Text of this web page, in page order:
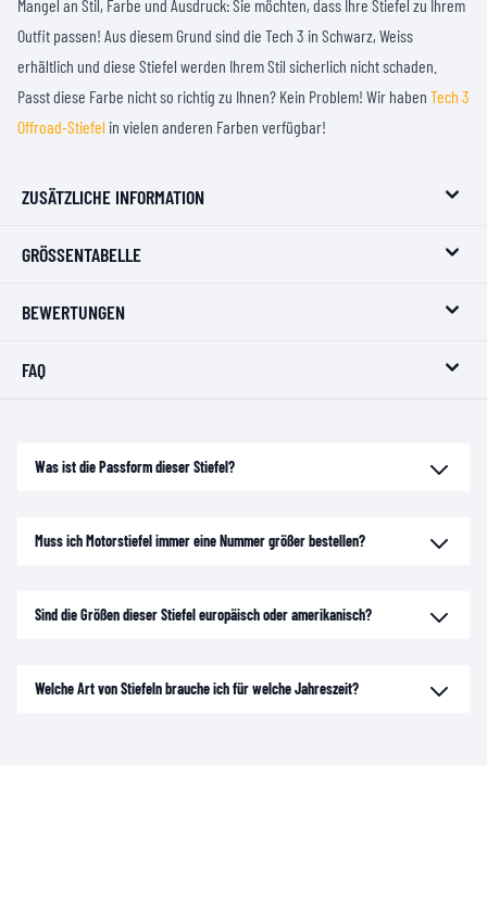
Mangel an Stil, Farbe und Ausdruck: Sie möchten, dass Ihre Stiefel zu Ihrem
Outfit passen! Aus diesem Grund sind die Tech 3 in Schwarz, Weiss
erhältlich und diese Stiefel werden Ihrem Stil sicherlich nicht schaden.
Passt diese Farbe nicht so richtig zu Ihnen? Kein Problem! Wir haben Tech 3
Offroad-Stiefel in vielen anderen Farben verfügbar!
ZUSÄTZLICHE INFORMATION
GRÖSSENTABELLE
BEWERTUNGEN
FAQ
Was ist die Passform dieser Stiefel?
Muss ich Motorstiefel immer eine Nummer größer bestellen?
Sind die Größen dieser Stiefel europäisch oder amerikanisch?
Welche Art von Stiefeln brauche ich für welche Jahreszeit?